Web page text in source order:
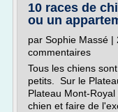
10 races de
ou un
par Sophie Massé
commentaires
Tous les chiens
petits. Sur le
Plateau Mont-
chien et faire de